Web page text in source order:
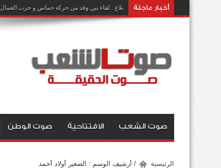
أخبار عاجلة بلاغ : لقاء بين وفد من حركة حماس و حزب العمال
صوت الشعب الافتتاحية صوت الوطن
الرئيسية / أرشيف الوسم : الصغير أولاد أحمد